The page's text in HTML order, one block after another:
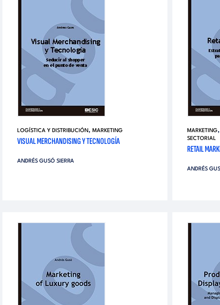
LOGÍSTICA Y DISTRIBUCIÓN, MARKETING
VISUAL MERCHANDISING Y TECNOLOGÍA
ANDRÉS GUSÓ SIERRA
MARKETING,
SECTORIAL
RETAIL
ANDRÉS